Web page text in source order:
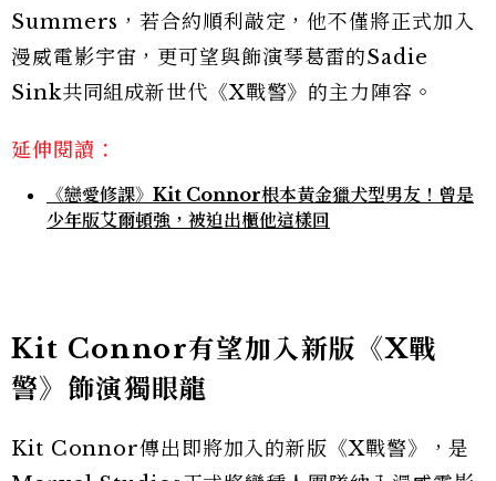
Summers，若合約順利敲定，他不僅將正式加入
漫威電影宇宙，更可望與飾演琴葛雷的Sadie
Sink共同組成新世代《X戰警》的主力陣容。
延伸閱讀：
《戀愛修課》Kit Connor根本黃金獵犬型男友！曾是
少年版艾爾頓強，被迫出櫃他這樣回
Kit Connor有望加入新版《X戰
警》飾演獨眼龍
Kit Connor傳出即將加入的新版《X戰警》，是